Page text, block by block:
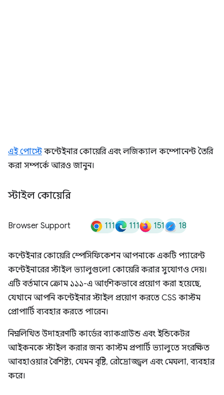
এই পোস্টেকন্টেইনার কোয়েরি এবং লজিক্যাল কম্পোনেন্ট তৈরি
করা সম্পর্কে আরও জানুন।
স্টাইল কোয়েরি
Browser Support 111 111 151 18
কন্টেইনার কোয়েরি স্পেসিফিকেশন আপনাকে একটি প্যারেন্ট
কন্টেইনারের স্টাইল ভ্যালুগুলো কোয়েরি করার সুযোগও দেয়।
এটি বর্তমানে ক্রোম ১১১-এ আংশিকভাবে প্রয়োগ করা হয়েছে,
যেখানে আপনি কন্টেইনার স্টাইল প্রয়োগ করতে CSS কাস্টম
প্রোপার্টি ব্যবহার করতে পারেন।
নিম্নলিখিত উদাহরণটি কার্ডের ব্যাকগ্রাউন্ড এবং ইন্ডিকেটর
আইকনকে স্টাইল করার জন্য কাস্টম প্রপার্টি ভ্যালুতে সংরক্ষিত
আবহাওয়ার বৈশিষ্ট্য, যেমন বৃষ্টি, রৌদ্রোজ্জ্বল এবং মেঘলা, ব্যবহার
করে।